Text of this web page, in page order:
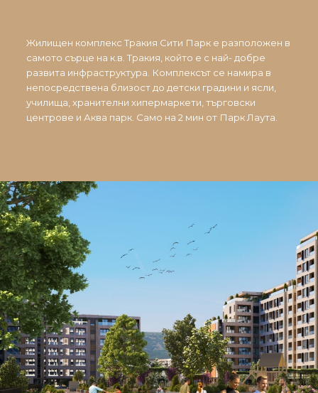
Жилищен комплекс Тракия Сити Парк е разположен в
самото сърце на к.в. Тракия, който е с най- добре
развита инфраструктура. Комплексът се намира в
непосредствена близост до детски градини и ясли,
училища, хранителни хипермаркети, търговски
центрове и Аква парк. Само на 2 мин от Парк Лаута.